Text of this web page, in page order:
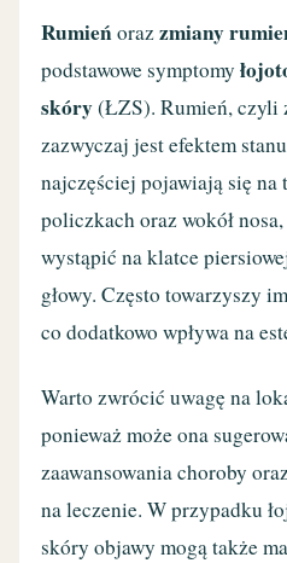
Rumieńorazzmiany
podstawowe symptomy
skóry(ŁZS). Rumień, czyli
zazwyczaj jest efektem
najczęściej pojawiają się na
policzkach oraz wokół
wystąpić na klatce
głowy. Często towarzyszy
co dodatkowo wpływa na
Warto zwrócić uwagę na
ponieważ może ona
zaawansowania choroby
na leczenie. W przypadku
skóry objawy mogą także